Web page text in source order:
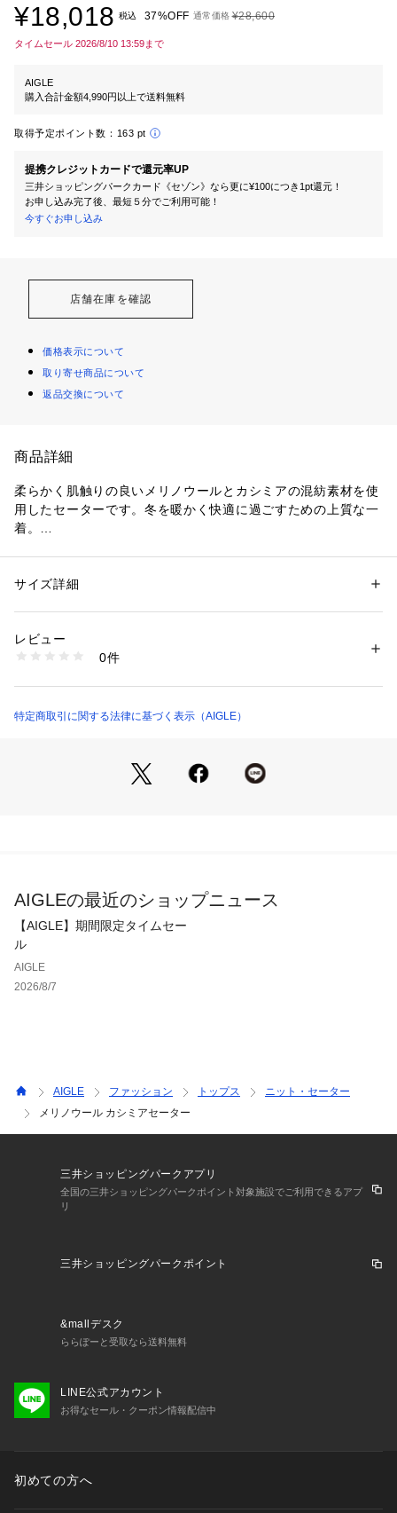
¥18,018 税込 37%OFF 通常価格 ¥28,600
タイムセール 2026/8/10 13:59まで
AIGLE
購入合計金額4,990円以上で送料無料
取得予定ポイント数： 163 pt
提携クレジットカードで還元率UP
三井ショッピングパークカード《セゾン》なら更に¥100につき1pt還元！
お申し込み完了後、最短５分でご利用可能！
今すぐお申し込み
店舗在庫を確認
価格表示について
取り寄せ商品について
返品交換について
商品詳細
柔らかく肌触りの良いメリノウールとカシミアの混紡素材を使
用したセーターです。冬を暖かく快適に過ごすための上質な一
着。
ドロップショルダー
ネック背面中央に同系色で編まれたバードロゴのパッチ
AIGLE FOR TOMORROW（再生素材や環境に配慮した生産背
性別：レディース
素材：本体: 91% 毛 9% カシミヤ
商品番号：
ZAFBM35 （ショップ）
サイズ詳細
レビュー
0件
特定商取引に関する法律に基づく表示（AIGLE）
AIGLEの最近のショップニュース
【AIGLE】期間限定タイムセー
ル
AIGLE
2026/8/7
AIGLE ファッション トップス
ニット・セーター
メリノウール カシミアセーター
三井ショッピングパークアプリ
全国の三井ショッピングパークポイント対象施設でご利用できるアプ
リ
三井ショッピングパークポイント
&mallデスク
ららぽーと受取なら送料無料
LINE公式アカウント
お得なセール・クーポン情報配信中
初めての方へ